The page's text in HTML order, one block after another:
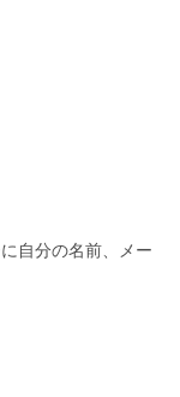
自分の名前、メー